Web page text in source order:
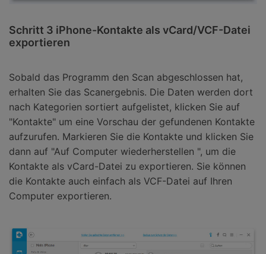
Schritt 3 iPhone-Kontakte als vCard/VCF-Datei
exportieren
Sobald das Programm den Scan abgeschlossen hat,
erhalten Sie das Scanergebnis. Die Daten werden dort
nach Kategorien sortiert aufgelistet, klicken Sie auf
"Kontakte" um eine Vorschau der gefundenen Kontakte
aufzurufen. Markieren Sie die Kontakte und klicken Sie
dann auf "Auf Computer wiederherstellen ", um die
Kontakte als vCard-Datei zu exportieren. Sie können
die Kontakte auch einfach als VCF-Datei auf Ihren
Computer exportieren.